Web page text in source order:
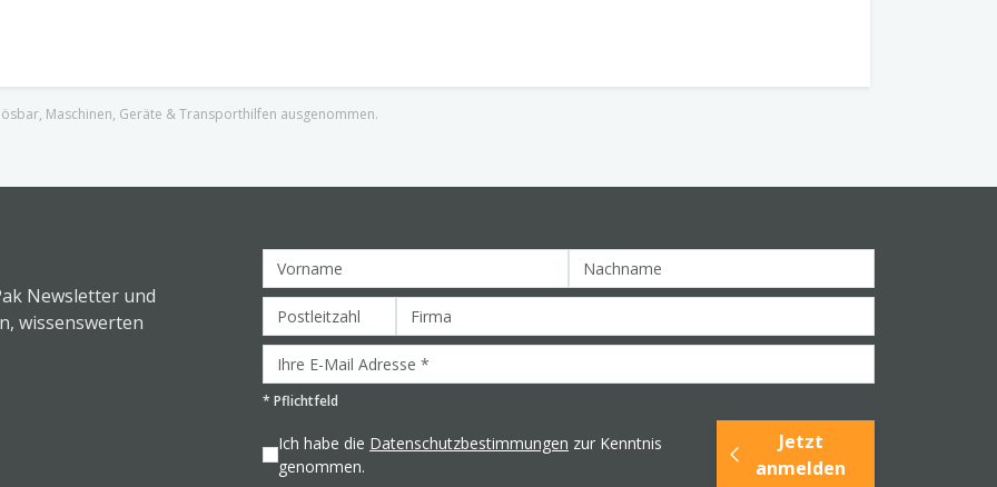
Maschinen, Geräte & Transporthilfen ausgenommen.
Newsletter und
wissenswerten
* Pflichtfeld
Ich habe die Datenschutzbestimmungen zur Kenntnis
genommen.
Jetzt
anmelden